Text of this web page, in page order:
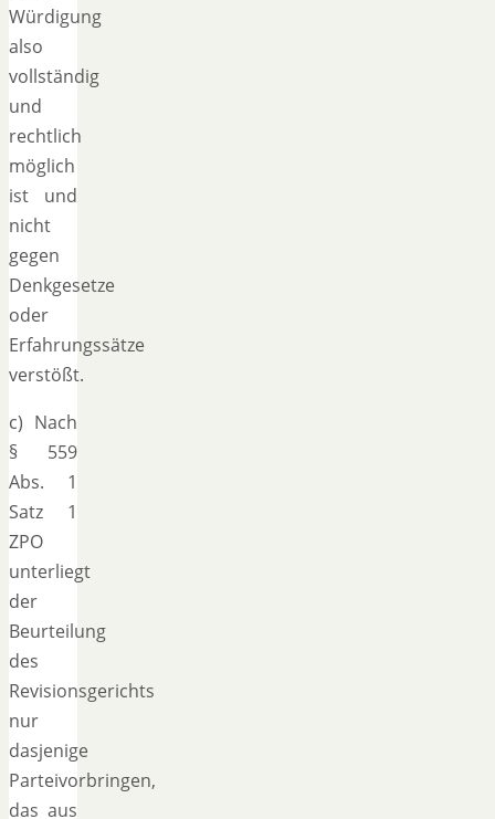
Würdigung
also
vollständig
und
rechtlich
möglich
ist und
nicht
gegen
Denkgesetze
oder
Erfahrungssätze
verstößt.
c) Nach
§ 559
Abs. 1
Satz 1
ZPO
unterliegt
der
Beurteilung
des
Revisionsgerichts
nur
dasjenige
Parteivorbringen,
das aus